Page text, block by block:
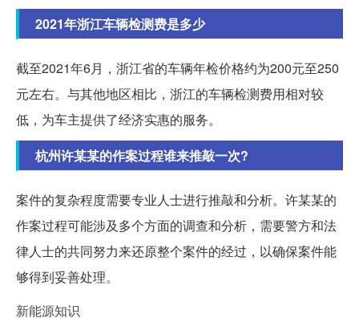
2021年浙江车辆检测费是多少
截至2021年6月，浙江省的车辆年检价格约为200元至250
元左右。与其他地区相比，浙江的车辆检测费用相对较
低，为车主提供了经济实惠的服务。
杭州许某某的作案过程谁来推敲一次?
案件的复杂程度需要专业人士进行推敲和分析。许某某的
作案过程可能涉及多个方面的调查和分析，需要警方和法
律人士的共同努力来还原整个案件的经过，以确保案件能
够得到妥善处理。
新能源知识